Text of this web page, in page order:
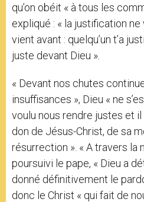
qu’on obéit « à tous les
expliqué : « la justification
vient avant : quelqu’un t’a
juste devant Dieu ».
« Devant nos chutes
insuffisances », Dieu « ne
voulu nous rendre justes et il
don de Jésus-Christ, de sa
résurrection ». « A travers la
poursuivi le pape, « Dieu a
donné définitivement le
donc le Christ « qui fait de